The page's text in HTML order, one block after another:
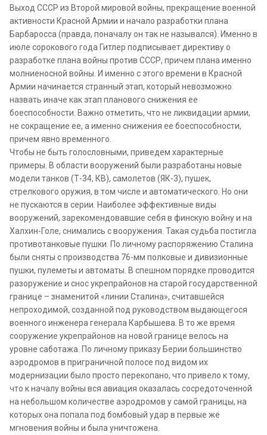
Выход СССР из Второй мировой войны, прекращение военной
активности Красной Армии и начало разработки плана
Барбаросса (правда, поначалу он так не назывался). Именно в
июле сорокового года Гитлер подписывает директиву о
разработке плана войны против СССР, причем плана именно
молниеносной войны. И именно с этого времени в Красной
Армии начинается странный этап, который невозможно
назвать иначе как этап планового снижения ее
боеспособности. Важно отметить, что не ликвидации армии,
не сокращение ее, а именно снижения ее боеспособности,
причем явно временного.
Чтобы не быть голословными, приведем характерные
примеры. В области вооружений были разработаны новые
модели танков (Т-34, КВ), самолетов (ЯК-3), пушек,
стрелкового оружия, в том числе и автоматического. Но они
не пускаются в серии. Наиболее эффективные виды
вооружений, зарекомендовавшие себя в финскую войну и на
Халхин-Голе, снимались с вооружения. Такая судьба постигла
противотанковые пушки. По личному распоряжению Сталина
были сняты с производства 76-мм полковые и дивизионные
пушки, пулеметы и автоматы. В спешном порядке проводится
разоружение и снос укрепрайонов на старой государственной
границе – знаменитой «линии Сталина», считавшейся
непроходимой, созданной под руководством выдающегося
военного инженера генерала Карбышева. В то же время
сооружение укрепрайонов на новой границе велось на
уровне саботажа. По личному приказу Берии большинство
аэродромов в приграничной полосе под видом их
модернизации было просто перекопано, что привело к тому,
что к началу войны вся авиация оказалась сосредоточенной
на небольшом количестве аэродромов у самой границы, на
которых она попала под бомбовый удар в первые же
мгновения войны и была уничтожена.